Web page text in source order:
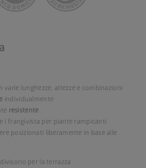
varie lunghezze, altezze e combinazioni
individualmente
resistente
i frangivista per piante rampicanti
posizionati liberamente in base alle
per la terrazza